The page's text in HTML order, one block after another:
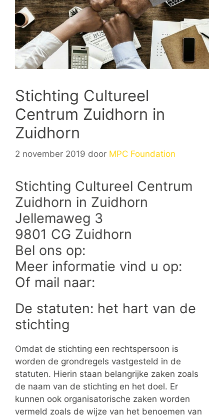
Stichting Cultureel
Centrum Zuidhorn in
Zuidhorn
2 november 2019 door MPC Foundation
Stichting Cultureel Centrum
Zuidhorn in Zuidhorn
Jellemaweg 3
9801 CG Zuidhorn
Bel ons op:
Meer informatie vind u op:
Of mail naar:
De statuten: het hart van de
stichting
Omdat de stichting een rechtspersoon is
worden de grondregels vastgesteld in de
statuten. Hierin staan belangrijke zaken zoals
de naam van de stichting en het doel. Er
kunnen ook organisatorische zaken worden
vermeld zoals de wijze van het benoemen van